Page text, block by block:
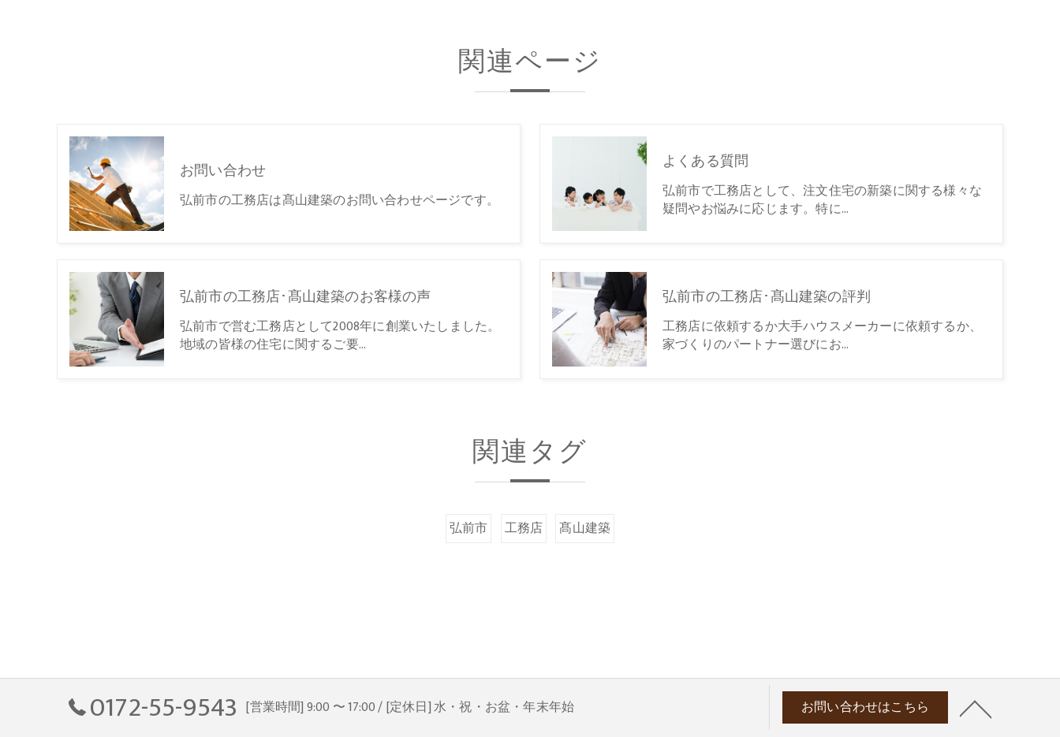
関連ページ
お問い合わせ
弘前市の工務店は髙山建築のお問い合わせページです。
よくある質問
弘前市で工務店として、注文住宅の新築に関する様々な
疑問やお悩みに応じます。特に…
弘前市の工務店･髙山建築のお客様の声
弘前市で営む工務店として2008年に創業いたしました。
地域の皆様の住宅に関するご要…
弘前市の工務店･髙山建築の評判
工務店に依頼するか大手ハウスメーカーに依頼するか、
家づくりのパートナー選びにお…
関連タグ
弘前市 工務店 髙山建築
0172-55-9543 [営業時間] 9:00 〜 17:00 / [定休日] 水・祝・お盆・年末年始 お問い合わせはこちら